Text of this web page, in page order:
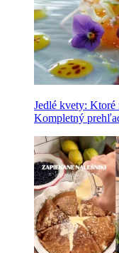
Jedlé kvety: Ktoré
Kompletný